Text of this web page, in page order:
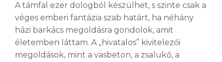
A támfal ezer dologból készülhet, s szinte csak a
véges emberi fantázia szab határt, ha néhány
házi barkács megoldásra gondolok, amit
életemben láttam. A „hivatalos” kivitelezői
megoldások, mint a vasbeton, a zsalukő, a